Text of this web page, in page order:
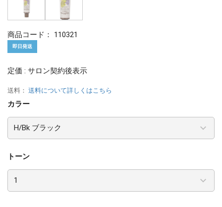
商品コード： 110321
即日発送
定価 : サロン契約後表示
送料： 送料について詳しくはこちら
カラー
トーン